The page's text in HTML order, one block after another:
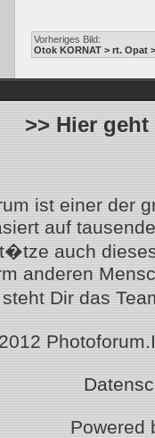
Vorheriges Bild:
Otok KORNAT > rt. Opat
>> Hier
ist einer der
auf
auch
anderen
Dir das
Powered